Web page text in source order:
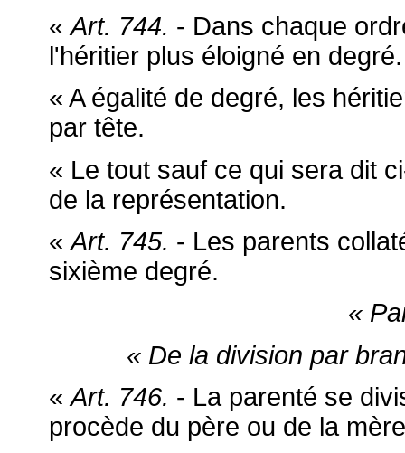
«Art. 744. - Dans chaque
l'héritier plus éloigné en degré.
« A égalité de degré, les
par tête.
« Le tout sauf ce qui sera dit
de la représentation.
«Art. 745. - Les parents
sixième degré.
«
« De la division par
«Art. 746. - La parenté se
procède du père ou de la